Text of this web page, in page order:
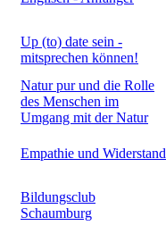
Up (to) date sein -
mitsprechen können!
Natur pur und die Rolle
des Menschen im
Umgang mit der Natur
Empathie und Widerstand
Bildungsclub
Schaumburg